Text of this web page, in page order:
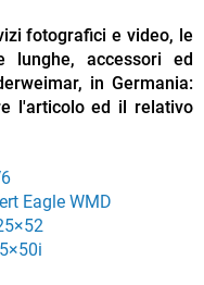
fotografici e video, le
accessori ed
in Germania:
l'articolo ed il relativo
Eagle WMD